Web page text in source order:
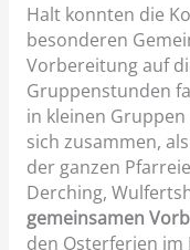
Halt konnten die
besonderen
Vorbereitung auf
Gruppenstunden
in kleinen
sich zusammen,
der ganzen
Derching,
gemeinsamen
den Osterferien im